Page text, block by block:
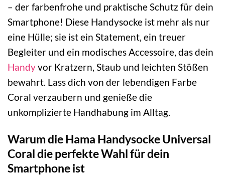
– der farbenfrohe und praktische Schutz für dein
Smartphone! Diese Handysocke ist mehr als nur
eine Hülle; sie ist ein Statement, ein treuer
Begleiter und ein modisches Accessoire, das dein
Handyvor Kratzern, Staub und leichten Stößen
bewahrt. Lass dich von der lebendigen Farbe
Coral verzaubern und genieße die
unkomplizierte Handhabung im Alltag.
Warum die Hama Handysocke Universal
Coral die perfekte Wahl für dein
Smartphone ist